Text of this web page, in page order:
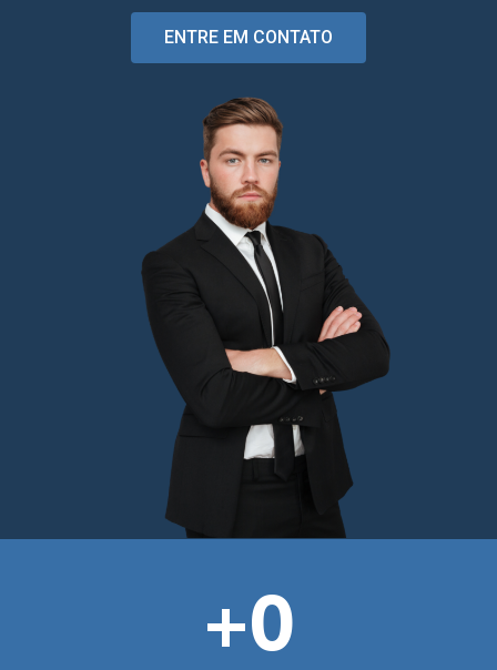
ENTRE EM CONTATO
+0